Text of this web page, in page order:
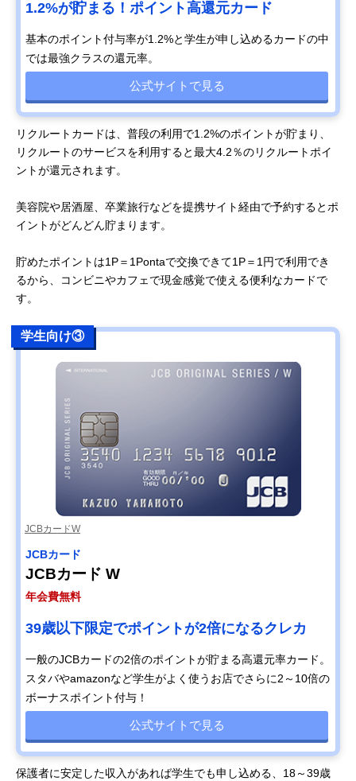
1.2%が貯まる！ポイント高還元カード
基本のポイント付与率が1.2%と学生が申し込めるカードの中
では最強クラスの還元率。
公式サイトで見る
リクルートカードは、普段の利用で1.2%のポイントが貯まり、
リクルートのサービスを利用すると最大4.2％のリクルートポイ
ントが還元されます。
美容院や居酒屋、卒業旅行などを提携サイト経由で予約するとポ
イントがどんどん貯まります。
貯めたポイントは1P＝1Pontaで交換できて1P＝1円で利用でき
るから、コンビニやカフェで現金感覚で使える便利なカードで
す。
学生向け③
JCBカードW
JCBカード
JCBカード W
年会費無料
39歳以下限定でポイントが2倍になるクレカ
一般のJCBカードの2倍のポイントが貯まる高還元率カード。
スタバやamazonなど学生がよく使うお店でさらに2～10倍の
ボーナスポイント付与！
公式サイトで見る
保護者に安定した収入があれば学生でも申し込める、18～39歳